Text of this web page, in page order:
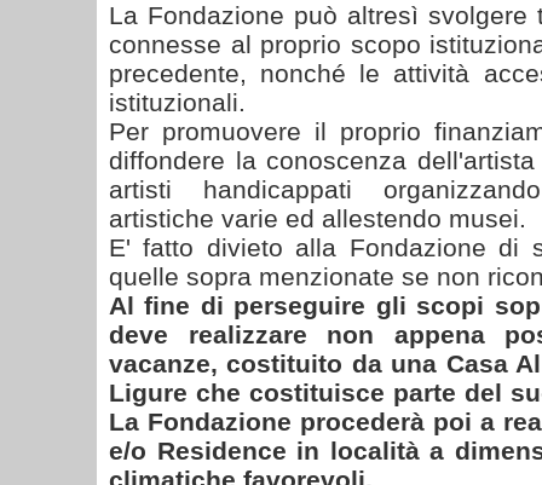
La Fondazione può altresì svolgere
connesse al proprio scopo
precedente, nonché le attività
istituzionali.
Per promuovere il proprio
diffondere la conoscenza
artisti handicappati
artistiche varie ed allestendo musei.
E' fatto divieto alla Fondazione di
quelle sopra menzionate se non
Al fine di perseguire gli scopi
deve realizzare non appena
vacanze, costituito da una Casa
Ligure che costituisce parte del
La Fondazione procederà poi a
e/o Residence in località a